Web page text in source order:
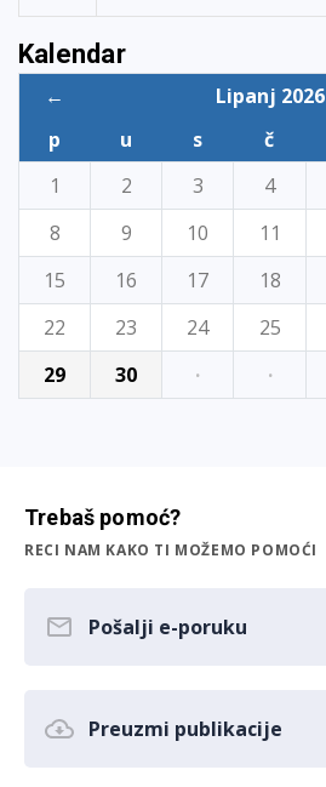
Kalendar
← Lipanj 2026
p
u s č
1
2 3 4
8
9 10 11
15
16 17 18
22
23 24 25
29
30 · ·
Trebaš pomoć?
RECI NAM KAKO TI MOŽEMO POMOĆI
Pošalji e-poruku
Preuzmi publikacije